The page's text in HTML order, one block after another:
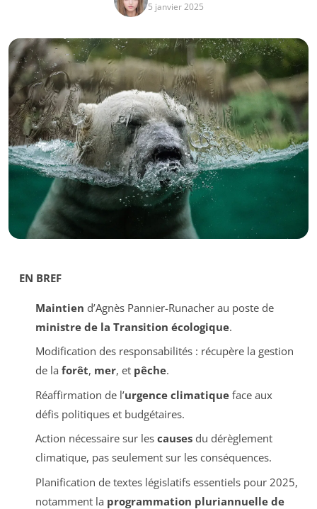
5 janvier 2025
EN BREF
Maintien d’Agnès Pannier-Runacher au poste de
ministre de la Transition écologique.
Modification des responsabilités : récupère la gestion
de la forêt, mer, et pêche.
Réaffirmation de l’urgence climatiqueface aux
défis politiques et budgétaires.
Action nécessaire sur les causesdu dérèglement
climatique, pas seulement sur les conséquences.
Planification de textes législatifs essentiels pour 2025,
notamment la programmation pluriannuelle de